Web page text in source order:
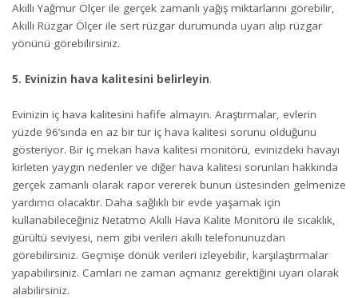
Akıllı Yağmur Ölçer ile gerçek zamanlı yağış miktarlarını görebilir,
Akıllı Rüzgar Ölçer ile sert rüzgar durumunda uyarı alıp rüzgar
yönünü görebilirsiniz.
5. Evinizin hava kalitesini belirleyin.
Evinizin iç hava kalitesini hafife almayın. Araştırmalar, evlerin
yüzde 96’sında en az bir tür iç hava kalitesi sorunu olduğunu
gösteriyor. Bir iç mekan hava kalitesi monitörü, evinizdeki havayı
kirleten yaygın nedenler ve diğer hava kalitesi sorunları hakkında
gerçek zamanlı olarak rapor vererek bunun üstesinden gelmenize
yardımcı olacaktır. Daha sağlıklı bir evde yaşamak için
kullanabileceğiniz Netatmo Akıllı Hava Kalite Monitörü ile sıcaklık,
gürültü seviyesi, nem gibi verileri akıllı telefonunuzdan
görebilirsiniz. Geçmişe dönük verileri izleyebilir, karşılaştırmalar
yapabilirsiniz. Camları ne zaman açmanız gerektiğini uyarı olarak
alabilirsiniz.